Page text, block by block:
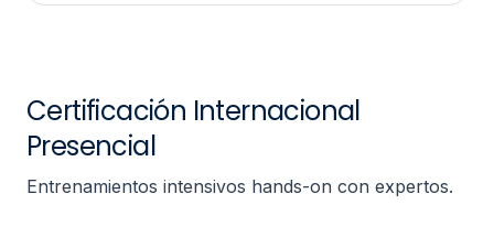
Certificación Internacional
Presencial
Entrenamientos intensivos hands-on con expertos.